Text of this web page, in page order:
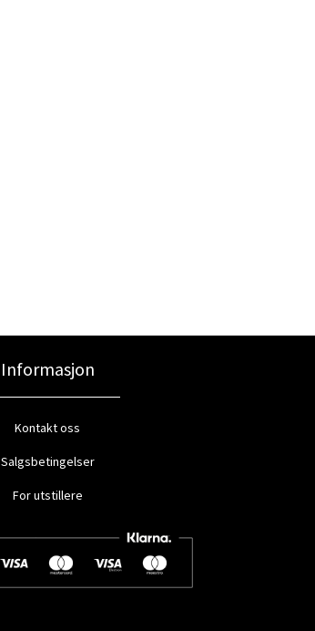
Informasjon
Kontakt oss
Salgsbetingelser
For utstillere